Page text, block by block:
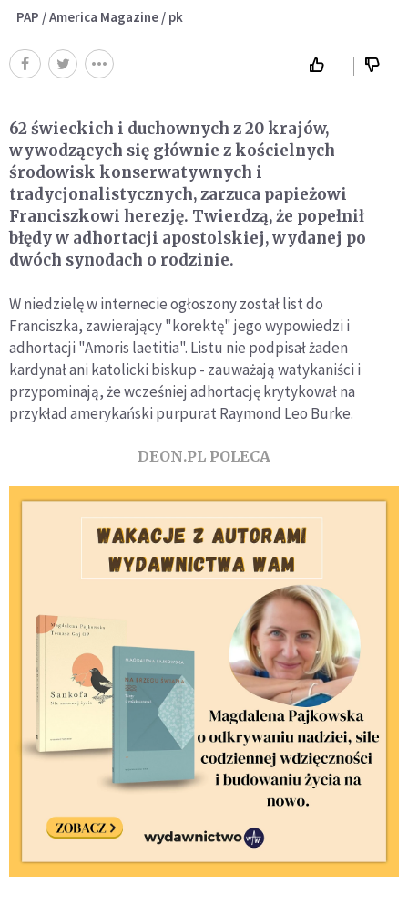
PAP / America Magazine / pk
62 świeckich i duchownych z 20 krajów,
wywodzących się głównie z kościelnych
środowisk konserwatywnych i
tradycjonalistycznych, zarzuca papieżowi
Franciszkowi herezję. Twierdzą, że popełnił
błędy w adhortacji apostolskiej, wydanej po
dwóch synodach o rodzinie.
W niedzielę w internecie ogłoszony został list do
Franciszka, zawierający "korektę" jego wypowiedzi i
adhortacji "Amoris laetitia". Listu nie podpisał żaden
kardynał ani katolicki biskup - zauważają watykaniści i
przypominają, że wcześniej adhortację krytykował na
przykład amerykański purpurat Raymond Leo Burke.
DEON.PL POLECA